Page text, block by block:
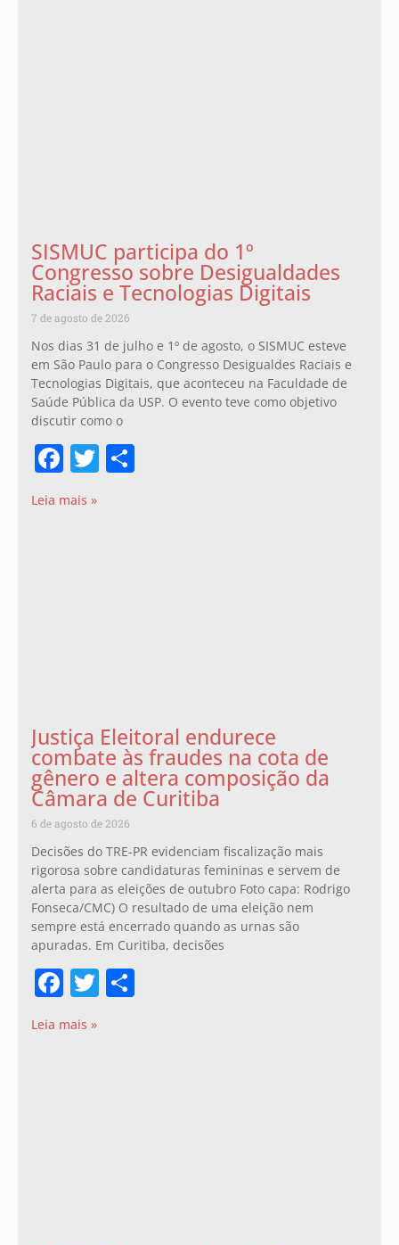
SISMUC participa do 1º
Congresso sobre Desigualdades
Raciais e Tecnologias Digitais
7 de agosto de 2026
Nos dias 31 de julho e 1º de agosto, o SISMUC esteve
em São Paulo para o Congresso Desigualdes Raciais e
Tecnologias Digitais, que aconteceu na Faculdade de
Saúde Pública da USP. O evento teve como objetivo
discutir como o
Facebook
Twitter
Leia mais »
Justiça Eleitoral endurece
combate às fraudes na cota de
gênero e altera composição da
Câmara de Curitiba
6 de agosto de 2026
Decisões do TRE-PR evidenciam fiscalização mais
rigorosa sobre candidaturas femininas e servem de
alerta para as eleições de outubro Foto capa: Rodrigo
Fonseca/CMC) O resultado de uma eleição nem
sempre está encerrado quando as urnas são
apuradas. Em Curitiba, decisões
Facebook
Twitter
Leia mais »